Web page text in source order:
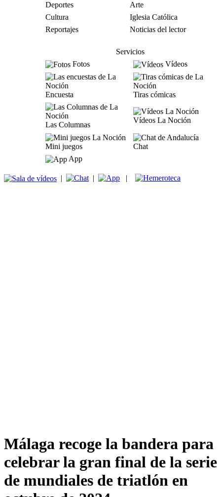
Deportes
Arte
Cultura
Iglesia Católica
Reportajes
Noticias del lector
Servicios
Fotos
Vídeos
Encuesta Tiras cómicas
Las Columnas
Vídeos La Noción
Mini juegos
Chat
App
| | |
Málaga recoge la bandera para
celebrar la gran final de la serie
de mundiales de triatlón en